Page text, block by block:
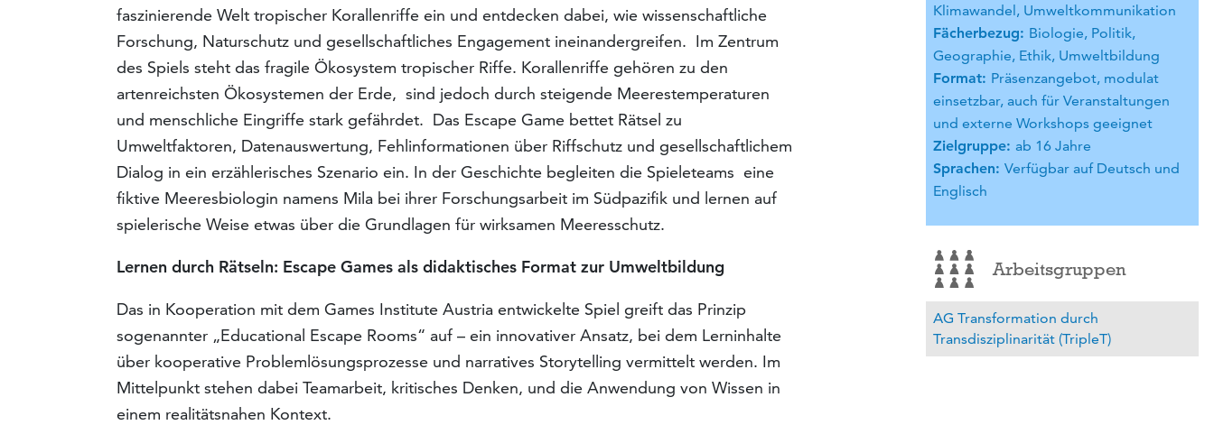
faszinierende Welt tropischer Korallenriffe ein und entdecken dabei, wie wissenschaftliche
Forschung, Naturschutz und gesellschaftliches Engagement ineinandergreifen. Im Zentrum
des Spiels steht das fragile Ökosystem tropischer Riffe. Korallenriffe gehören zu den
artenreichsten Ökosystemen der Erde, sind jedoch durch steigende Meerestemperaturen
und menschliche Eingriffe stark gefährdet. Das Escape Game bettet Rätsel zu
Umweltfaktoren, Datenauswertung, Fehlinformationen über Riffschutz und gesellschaftlichem
Dialog in ein erzählerisches Szenario ein. In der Geschichte begleiten die Spieleteams eine
fiktive Meeresbiologin namens Mila bei ihrer Forschungsarbeit im Südpazifik und lernen auf
spielerische Weise etwas über die Grundlagen für wirksamen Meeresschutz.
Lernen durch Rätseln: Escape Games als didaktisches Format zur Umweltbildung
Das in Kooperation mit dem Games Institute Austria entwickelte Spiel greift das Prinzip
sogenannter „Educational Escape Rooms“ auf – ein innovativer Ansatz, bei dem Lerninhalte
über kooperative Problemlösungsprozesse und narratives Storytelling vermittelt werden. Im
Mittelpunkt stehen dabei Teamarbeit, kritisches Denken, und die Anwendung von Wissen in
einem realitätsnahen Kontext.
Klimawandel, Umweltkommunikation
Fächerbezug: Biologie, Politik,
Geographie, Ethik, Umweltbildung
Format: Präsenzangebot, modulat
einsetzbar, auch für Veranstaltungen
und externe Workshops geeignet
Zielgruppe: ab 16 Jahre
Sprachen: Verfügbar auf Deutsch und
Englisch
Arbeitsgruppen
AG Transformation durch
Transdisziplinarität (TripleT)